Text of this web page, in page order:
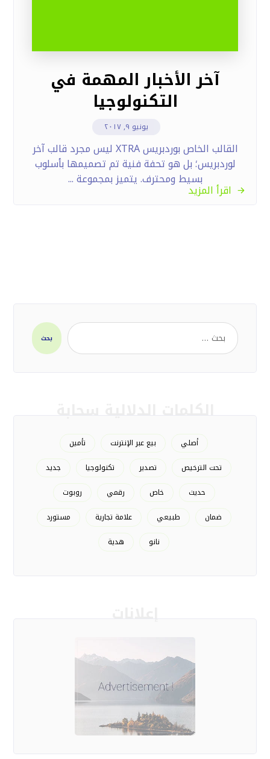
آخر الأخبار المهمة في
التكنولوجيا
يونيو ٩, ٢٠١٧
القالب الخاص بوردبريس XTRA ليس مجرد قالب آخر
لوردبريس؛ بل هو تحفة فنية تم تصميمها بأسلوب
بسيط ومحترف. يتميز بمجموعة ...
اقرأ المزيد
بحث
أصلي بيع عبر الإنترنت
تأمين
تحت الترخيص
تصدير تكنولوجيا
جديد
حديث
خاص رقمي
روبوت
ضمان
طبيعي علامة تجارية
مستورد
نانو
هدية